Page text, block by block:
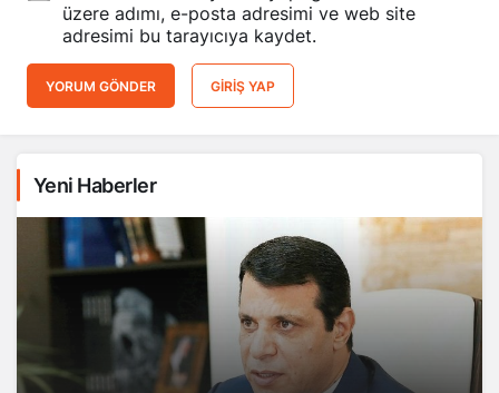
üzere adımı, e-posta adresimi ve web site
adresimi bu tarayıcıya kaydet.
YORUM GÖNDER GIRIŞ YAP
Yeni Haberler